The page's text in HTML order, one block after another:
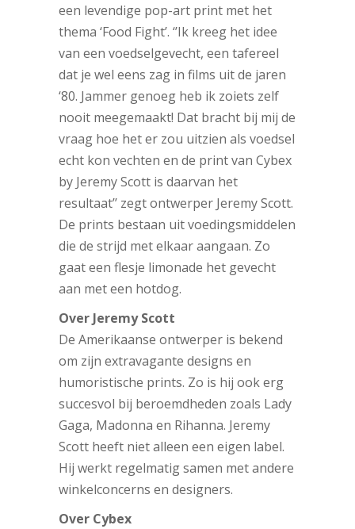
een levendige pop-art print met het
thema ‘Food Fight’. ‘’Ik kreeg het idee
van een voedselgevecht, een tafereel
dat je wel eens zag in films uit de jaren
‘80. Jammer genoeg heb ik zoiets zelf
nooit meegemaakt! Dat bracht bij mij de
vraag hoe het er zou uitzien als voedsel
echt kon vechten en de print van Cybex
by Jeremy Scott is daarvan het
resultaat’’ zegt ontwerper Jeremy Scott.
De prints bestaan uit voedingsmiddelen
die de strijd met elkaar aangaan. Zo
gaat een flesje limonade het gevecht
aan met een hotdog.
Over Jeremy Scott
De Amerikaanse ontwerper is bekend
om zijn extravagante designs en
humoristische prints. Zo is hij ook erg
succesvol bij beroemdheden zoals Lady
Gaga, Madonna en Rihanna. Jeremy
Scott heeft niet alleen een eigen label.
Hij werkt regelmatig samen met andere
winkelconcerns en designers.
Over Cybex